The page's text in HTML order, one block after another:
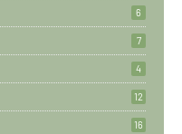
6
7
4
12
16